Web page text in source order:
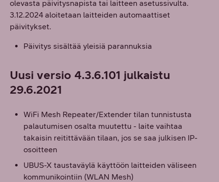
olevasta päivitysnapista tai laitteen asetussivulta.
3.12.2024 aloitetaan laitteiden automaattiset
päivitykset.
Päivitys sisältää yleisiä parannuksia
Uusi versio 4.3.6.101 julkaistu
29.6.2021
WiFi Mesh Repeater/Extender tilan tunnistusta
palautumisen osalta muutettu - laite vaihtaa
takaisin reitittävään tilaan, jos se saa julkisen IP-
osoitteen
UBUS-X taustaväylä käyttöön laitteiden väliseen
kommunikointiin (WLAN Mesh)